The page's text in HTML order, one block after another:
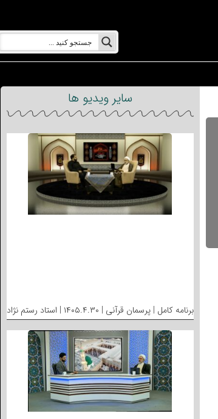
سایر ویدیو ها
برنامه کامل | پرسمان قرآنی | ۱۴۰۵.۴.۳۰ | استاد رستم نژاد